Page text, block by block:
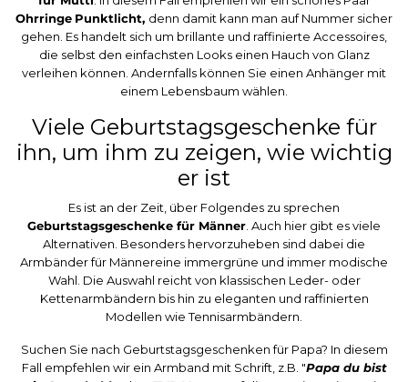
Ohrringe Punktlicht, denn damit kann man auf Nummer sicher
gehen. Es handelt sich um brillante und raffinierte Accessoires,
die selbst den einfachsten Looks einen Hauch von Glanz
verleihen können. Andernfalls können Sie einen Anhänger mit
einem Lebensbaum wählen.
Viele Geburtstagsgeschenke für
ihn, um ihm zu zeigen, wie wichtig
er ist
Es ist an der Zeit, über Folgendes zu sprechen
Geburtstagsgeschenke für Männer . Auch hier gibt es viele
Alternativen. Besonders hervorzuheben sind dabei die
Armbänder für Männereine immergrüne und immer modische
Wahl. Die Auswahl reicht von klassischen Leder- oder
Kettenarmbändern bis hin zu eleganten und raffinierten
Modellen wie Tennisarmbändern.
Suchen Sie nach Geburtstagsgeschenken für Papa? In diesem
Fall empfehlen wir ein Armband mit Schrift, z.B. "Papa du bist